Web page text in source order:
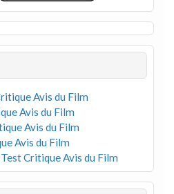
Avis du Film
Avis du Film
Avis du Film
Avis du Film
Critique Avis du Film